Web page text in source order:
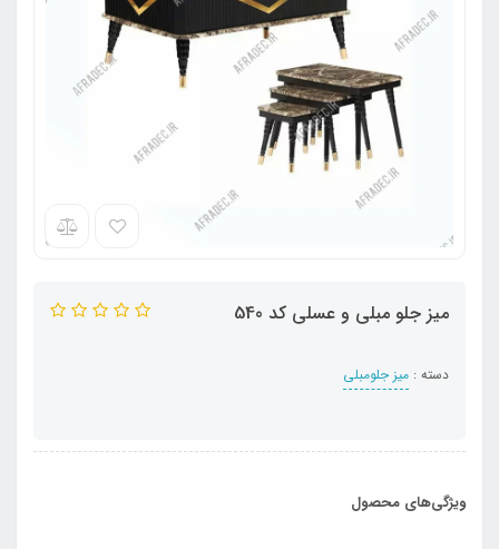
میز جلو مبلی و عسلی کد 540
دسته : میز جلومبلی
ویژگی‌های محصول